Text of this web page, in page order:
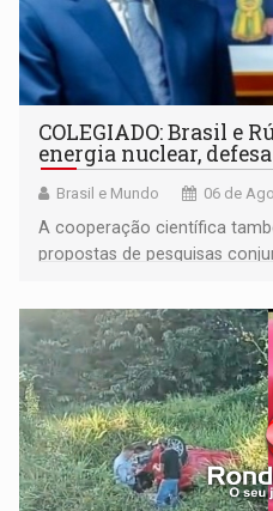
COLEGIADO: Brasil e
energia nuclear,
Brasil e Mundo 06 de
A cooperação científica
propostas de pesquisas